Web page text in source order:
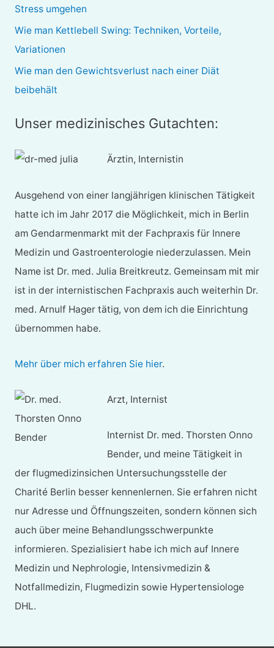
Stress umgehen
Wie man Kettlebell Swing: Techniken, Vorteile,
Variationen
Wie man den Gewichtsverlust nach einer Diät
beibehält
Unser medizinisches Gutachten:
Ärztin, Internistin
Ausgehend von einer langjährigen klinischen Tätigkeit
hatte ich im Jahr 2017 die Möglichkeit, mich in Berlin
am Gendarmenmarkt mit der Fachpraxis für Innere
Medizin und Gastroenterologie niederzulassen. Mein
Name ist Dr. med. Julia Breitkreutz. Gemeinsam mit mir
ist in der internistischen Fachpraxis auch weiterhin Dr.
med. Arnulf Hager tätig, von dem ich die Einrichtung
übernommen habe.
Mehr über mich erfahren Sie hier.
Arzt, Internist
Internist Dr. med. Thorsten Onno
Bender, und meine Tätigkeit in
der flugmedizinsichen Untersuchungsstelle der
Charité Berlin besser kennenlernen. Sie erfahren nicht
nur Adresse und Öffnungszeiten, sondern können sich
auch über meine Behandlungsschwerpunkte
informieren. Spezialisiert habe ich mich auf Innere
Medizin und Nephrologie, Intensivmedizin &
Notfallmedizin, Flugmedizin sowie Hypertensiologe
DHL.